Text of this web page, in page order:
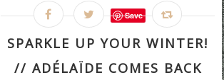
Save
SPARKLE UP YOUR WINTER!
// ADÉLAÏDE COMES BACK